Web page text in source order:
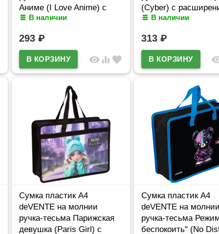
Аниме (I Love Anime) с
расширением арт.8057511
В наличии
293 ₽
visibility equalizer favorite
(Cyber) с
арт.8057516
В наличии
313 ₽
Сумка пластик А4
deVENTE на молнии
ручка-тесьма Парижская
девушка (Paris Girl) с
Сумка пластик А4
deVENTE на молнии
ручка-тесьма
беспокоить" (No